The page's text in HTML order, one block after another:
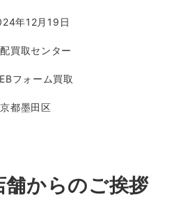
年12月19日
買取センター
フォーム買取
都墨田区
舗からのご挨拶